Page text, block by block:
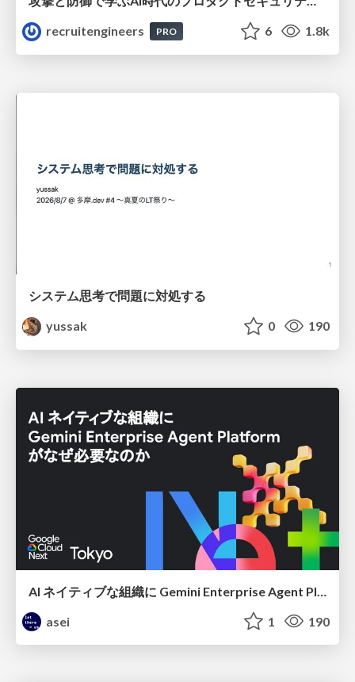
recruitengineers
PRO 6 1.8k
システム思考で問題に対処する
yussak
0 190
asei
1 190